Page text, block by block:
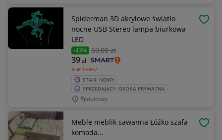
Spiderman 3D akrylowe światło
nocne USB Stereo lampa biurkowa
LED
-43% 69,00 zł
KUP TERAZ
39zł
STAN: NOWY
SPRZEDAJĄCY: OSOBA PRYWATNA
Rydułtowy
Meble meblik sawanna Łóżko szafa
komoda…